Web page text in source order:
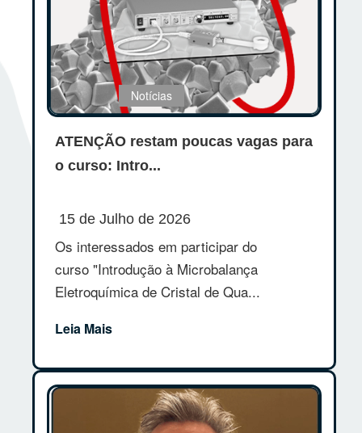
Notícias
ATENÇÃO restam poucas vagas para
o curso: Intro...
15 de Julho de 2026
Os interessados em participar do
curso "Introdução à Microbalança
Eletroquímica de Cristal de Qua...
Leia Mais